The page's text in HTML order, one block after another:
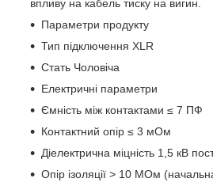
впливу на кабель тиску на вигин.
Параметри продукту
Тип підключення XLR
Стать Чоловіча
Електричні параметри
Ємність між контактами ≤ 7 ПФ
Контактний опір ≤ 3 мОм
Діелектрична міцність 1,5 кВ
Опір ізоляції > 10 МОм